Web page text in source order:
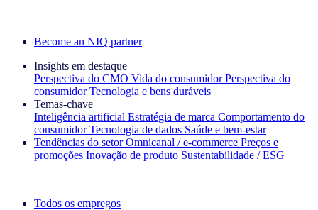
Become an NIQ partner
Insights em destaque
Perspectiva do CMO Vida do consumidor Perspectiva do
consumidor Tecnologia e bens duráveis
Temas‑chave
Inteligência artificial Estratégia de marca Comportamento do
consumidor Tecnologia de dados Saúde e bem‑estar
Tendências do setor Omnicanal / e‑commerce Preços e
promoções Inovação de produto Sustentabilidade / ESG
Todos os empregos